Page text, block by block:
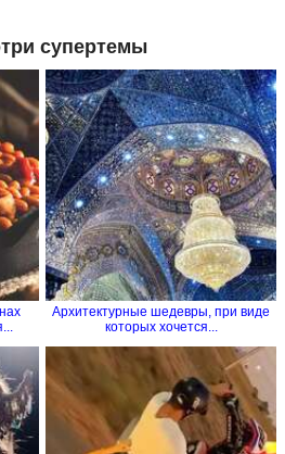
супертемы
Архитектурные шедевры, при виде
которых хочется...